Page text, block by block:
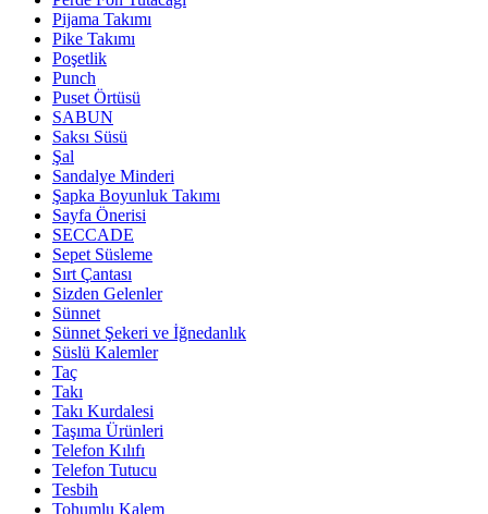
Pijama Takımı
Pike Takımı
Poşetlik
Punch
Puset Örtüsü
SABUN
Saksı Süsü
Şal
Sandalye Minderi
Şapka Boyunluk Takımı
Sayfa Önerisi
SECCADE
Sepet Süsleme
Sırt Çantası
Sizden Gelenler
Sünnet
Sünnet Şekeri ve İğnedanlık
Süslü Kalemler
Taç
Takı
Takı Kurdalesi
Taşıma Ürünleri
Telefon Kılıfı
Telefon Tutucu
Tesbih
Tohumlu Kalem